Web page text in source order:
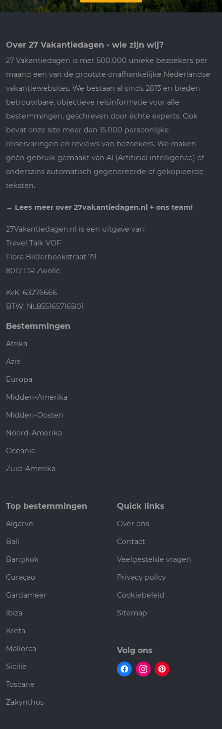
Over 27 Vakantiedagen - wie zijn wij?
27 Vakantiedagen is met 500.000 unieke bezoekers per
maand een van de grootste onafhankelijke Nederlandse
vakantiewebsites. We bestaan al sinds 2013 en bieden
betrouwbare, objectieve reisinformatie voor alle
bestemmingen, geschreven door échte experts. Ook
bevat onze site meer dan 15.000 persoonlijke
reiservaringen en reviews van bezoekers. We maken
géén gebruik gemaakt van AI (Artificial intelligence) of
anderszins automatisch gegenereerde of gekopieerde
teksten.
→ Lees meer over 27vakantiedagen.nl + ons team!
27Vakantiedagen.nl is een uitgave van:
Travel Talk VOF
Flora Bilderbeekstraat 79
8017 DR Zwolle
KvK: 63276666
BTW: NL855165716B01
Bestemmingen
Afrika
Azië
Europa
Midden-Amerika
Midden-Oosten
Noord-Amerika
Oceanië
Zuid-Amerika
Top bestemmingen
Algarve
Bali
Bangkok
Curaçao
Gardameer
Ibiza
Kreta
Mallorca
Sicilië
Toscane
Zakynthos
Quick links
Over ons
Contact
Veelgestelde vragen
Privacy policy
Cookiebeleid
Sitemap
Volg ons